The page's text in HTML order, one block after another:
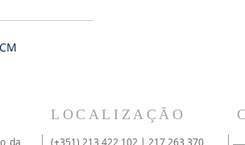
da
LOCALIZAÇÃO
(+351) 213 422 102 | 217 263 370